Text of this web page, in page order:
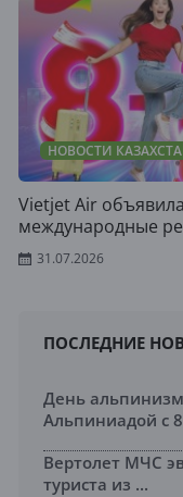
НОВОСТИ
Vietjet Air
международные
31.07.2026
ПОСЛЕДНИЕ
День
Альпиниадой с
Вертолет МЧС
туриста из ...